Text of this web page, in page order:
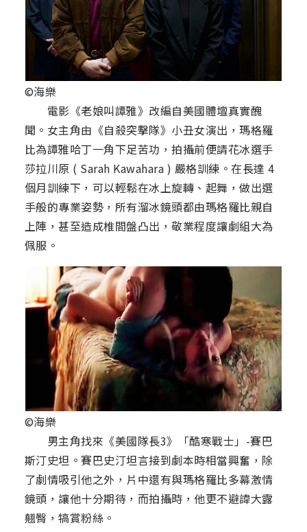
©海樂
電影《老娘叫譚雅》改編自美國體壇真實醜
聞。女主角由《自殺突擊隊》小丑女演出，瑪格羅
比為譚雅哈丁一角下足苦功，拍攝前便請花冰選手
莎拉川原 ( Sarah Kawahara ) 嚴格訓練。在長達 4
個月訓練下，可以輕鬆在冰上旋轉、起舞，做出選
手般的專業姿勢，所有溜冰鏡頭都由瑪格羅比親自
上陣，甚至造成椎間盤凸出，敬業程度讓劇組大為
佩服。
©海樂
男主角找來《美國隊長3》「酷寒戰士」-賽巴
斯汀史坦。賽巴史汀坦言接到劇本時相當興奮，除
了劇情吸引他之外，片中還有與瑪格羅比多幕激情
鏡頭，讓他十分期待，而拍攝時，他更不避諱大露
翹臀，犒賞粉絲。